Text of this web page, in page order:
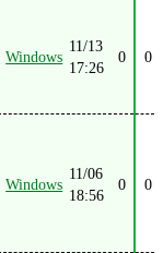
Windows
11/13
17:26
0 0
Windows
11/06
18:56
0 0